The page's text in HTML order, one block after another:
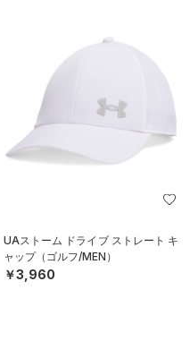
UAストーム ドライブ ストレート キ
ャップ（ゴルフ/MEN）
￥3,960